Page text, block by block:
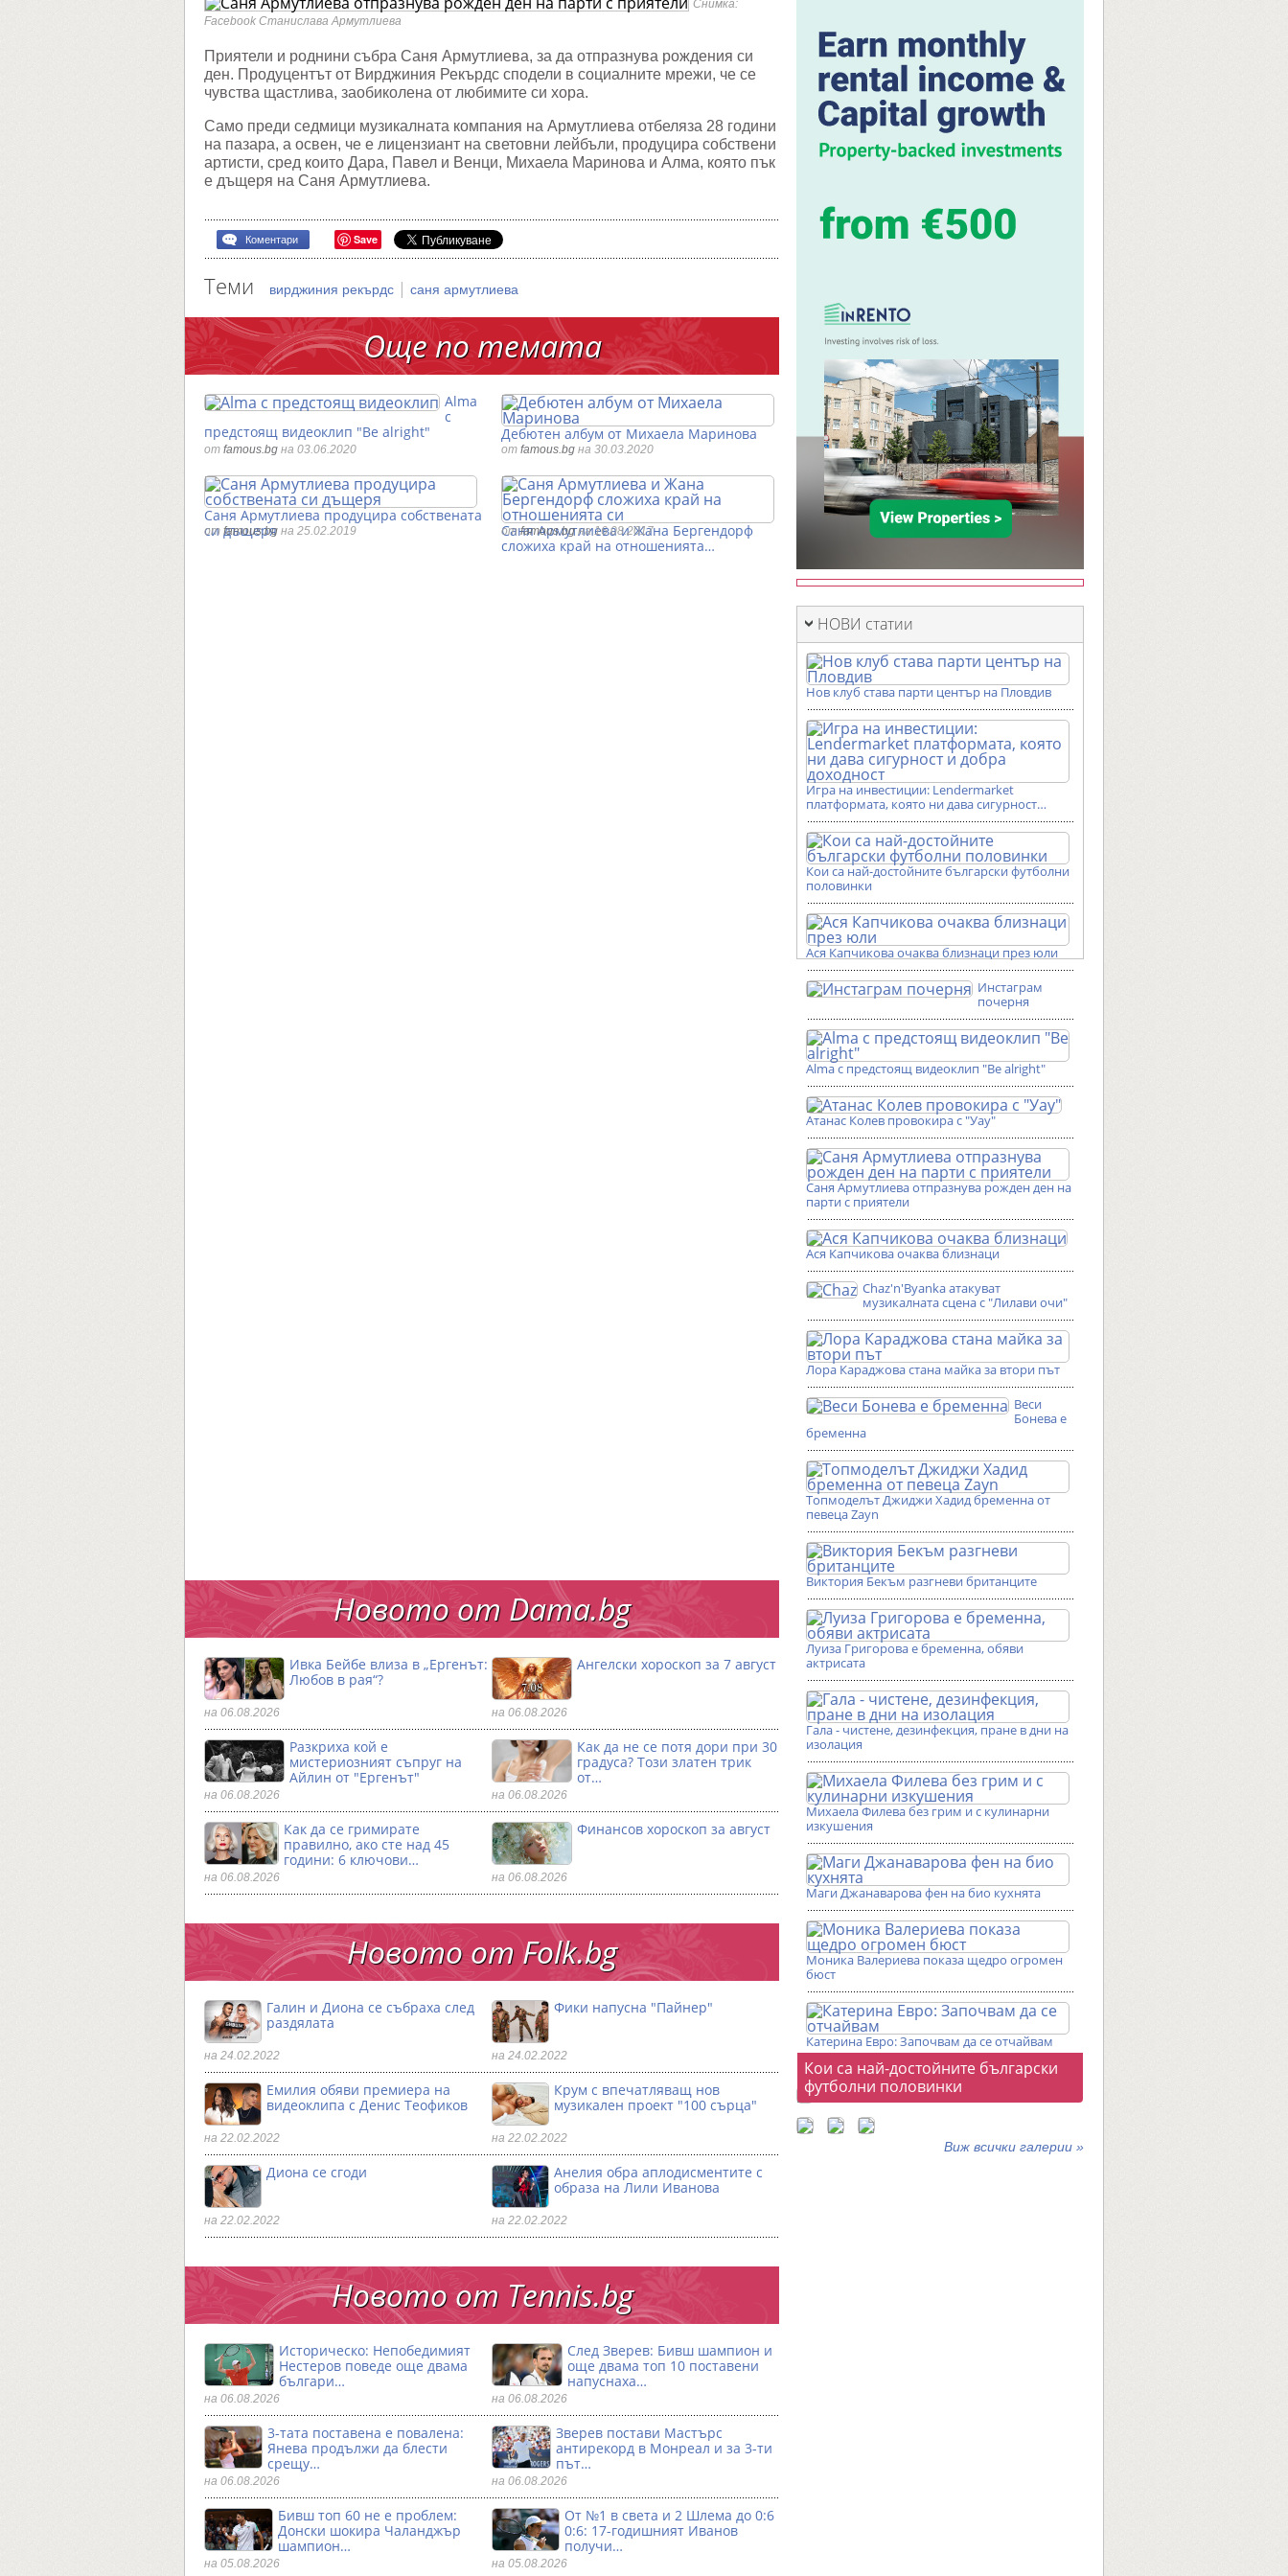
ден
на
приятели
Снимка:
Facebook Станислава Армутлиева
Приятели и роднини събра Саня Армутлиева, за да отпразнува рождения си
ден. Продуцентът от Вирджиния Рекърдс сподели в социалните мрежи, че се
чувства щастлива, заобиколена от любимите си хора.
Само преди седмици музикалната компания на Армутлиева отбеляза 28 години
на пазара, а освен, че е лицензиант на световни лейбъли, продуцира собствени
артисти, сред които Дара, Павел и Венци, Михаела Маринова и Алма, която пък
е дъщеря на Саня Армутлиева.
Коментари Save
Теми вирджиния рекърдс | саня армутлиева
Още по темата
Alma
с
предстоящ видеоклип "Be alright"
от famous.bg на 03.06.2020
Дебютен албум от Михаела Маринова
от famous.bg на 30.03.2020
Саня Армутлиева продуцира собствената
си дъщеря
от famous.bg на 25.02.2019
Саня Армутлиева и Жана Бергендорф
сложиха край на отношенията…
отfamous.bgна 16.08.2017
Новото от Dama.bg
Ивка Бейбе влиза в „Ергенът:
Любов в рая“?
на 06.08.2026
Ангелски хороскоп за 7 август
на 06.08.2026
Разкриха кой е
мистериозният съпруг на
Айлин от "Ергенът"
на 06.08.2026
Как да не се потя дори при 30
градуса? Този златен трик
от…
на 06.08.2026
Как да се гримирате
правилно, ако сте над 45
години: 6 ключови…
на 06.08.2026
Финансов хороскоп за август
на 06.08.2026
Новото от Folk.bg
Галин и Диона се събраха след
раздялата
на 24.02.2022
Фики напусна "Пайнер"
на 24.02.2022
Емилия обяви премиера на
видеоклипа с Денис Теофиков
на 22.02.2022
Крум с впечатляващ нов
музикален проект "100 сърца"
на 22.02.2022
Диона се сгоди
на 22.02.2022
Анелия обра аплодисментите с
образа на Лили Иванова
на 22.02.2022
Новото от Тennis.bg
Историческо: Непобедимият
Нестеров поведе още двама
българи…
на 06.08.2026
След Зверев: Бивш шампион и
още двама топ 10 поставени
напуснаха…
на 06.08.2026
3-тата поставена е повалена:
Янева продължи да блести
срещу…
на 06.08.2026
Зверев постави Мастърс
антирекорд в Монреал и за 3-ти
път…
на 06.08.2026
Бивш топ 60 не е проблем:
Донски шокира Чаланджър
шампион…
на 05.08.2026
От №1 в света и 2 Шлема до 0:6
0:6: 17-годишният Иванов
получи…
на 05.08.2026
НОВИ статии
Нов клуб става парти център на Пловдив
Игра на инвестиции: Lendermarket
платформата, която ни дава сигурност…
Кои са най-достойните български футболни
половинки
Ася Капчикова очаква близнаци през юли
Инстаграм
почерня
Alma с предстоящ видеоклип "Be alright"
Атанас Колев провокира с "Уау"
Саня Армутлиева отпразнува рожден ден на
парти с приятели
Ася Капчикова очаква близнаци
Chaz'n'Byanka атакуват
музикалната сцена с "Лилави очи"
Лора Караджова стана майка за втори път
Веси
Бонева е
бременна
Топмоделът Джиджи Хадид бременна от
певеца Zayn
Виктория Бекъм разгневи британците
Луиза Григорова е бременна, обяви
актрисата
Гала - чистене, дезинфекция, пране в дни на
изолация
Михаела Филева без грим и с кулинарни
изкушения
Маги Джанаварова фен на био кухнята
Моника Валериева показа щедро огромен
бюст
Катерина Евро: Започвам да се отчайвам
Фотогалерии
Кои са най-достойните български
футболни половинки
Виж всички галерии »